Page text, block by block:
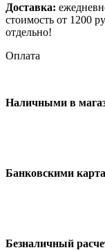
Доставка:
стоимость от 1200
отдельно!
Оплата
Наличными в
Банковскими
Безналичный